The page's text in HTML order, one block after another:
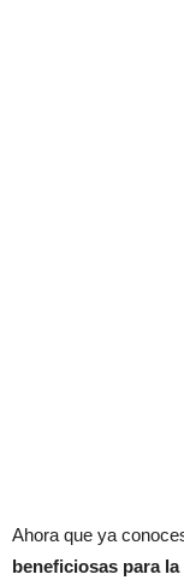
Ahora que ya
beneficiosas para la